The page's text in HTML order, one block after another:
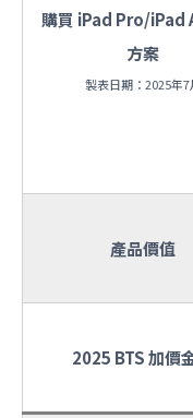
購買 iPad Pro/iPad
方案
製表日期：2025年7
產品價值
2025 BTS 加價